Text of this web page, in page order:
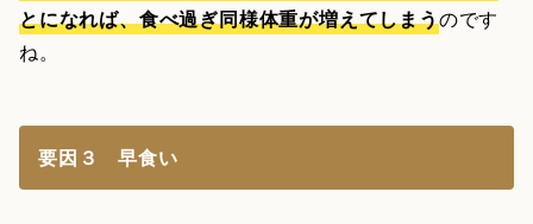
とになれば、食べ過ぎ同様体重が増えてしまうのです
ね。
要因３ 早食い